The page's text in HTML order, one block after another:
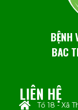
BỆNH
BAC
LIÊN HỆ
Tổ 18 - Xã